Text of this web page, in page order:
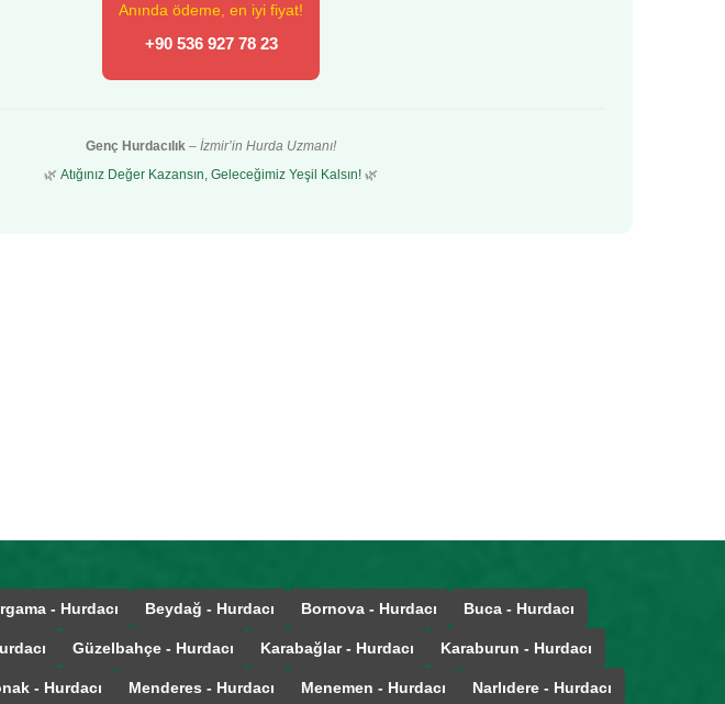
Anında ödeme, en iyi fiyat!
+90 536 927 78 23
Genç Hurdacılık – İzmir’in Hurda Uzmanı!
🌿 Atığınız Değer Kazansın, Geleceğimiz Yeşil Kalsın! 🌿
- Hurdacı Beydağ - Hurdacı Bornova - Hurdacı Buca - Hurdacı
Güzelbahçe - Hurdacı Karabağlar - Hurdacı Karaburun - Hurdacı
- Hurdacı Menderes - Hurdacı Menemen - Hurdacı Narlıdere - Hurdacı